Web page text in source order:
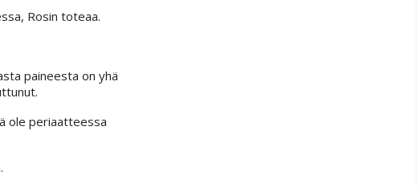
Rosin toteaa.
paineesta on yhä
ole periaatteessa